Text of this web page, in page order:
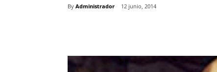
By Administrador 12 junio, 2014